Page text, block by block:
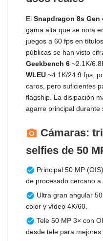
El Snapdragon 8s Gen
gama alta que se nota
juegos a 60 fps en
públicas se han visto
Geekbench 6 ~2.1K/
WLEU ~4.1K/24.9 fps,
caros, pero suficientes
flagship. La disipación
agarre principal durante
photo_camera Cámaras:
selfies de 50
check_circle Principal 50 MP
de procesado cercano a
check_circle Ultra gran angular
color y vídeo 4K/60.
check_circle Tele 50 MP 3× con
desde tele para mejores